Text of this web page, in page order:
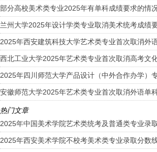
部分高校美术类专业2025年有单科成绩要求的情
兰州大学2025年设计学类专业取消美术统考成绩
2025年西安建筑科技大学艺术类专业首次取消外
西北工业大学2025年艺术类专业首次取消高考文
2025年四川师范大学产品设计（中外合作办学）
安徽师范大学2025年艺术类专业首次取消外语单
热门文章
2025年中国美术学院艺术类统考及普通类专业录
2025年西安美术学院不校考美术类专业录取分数